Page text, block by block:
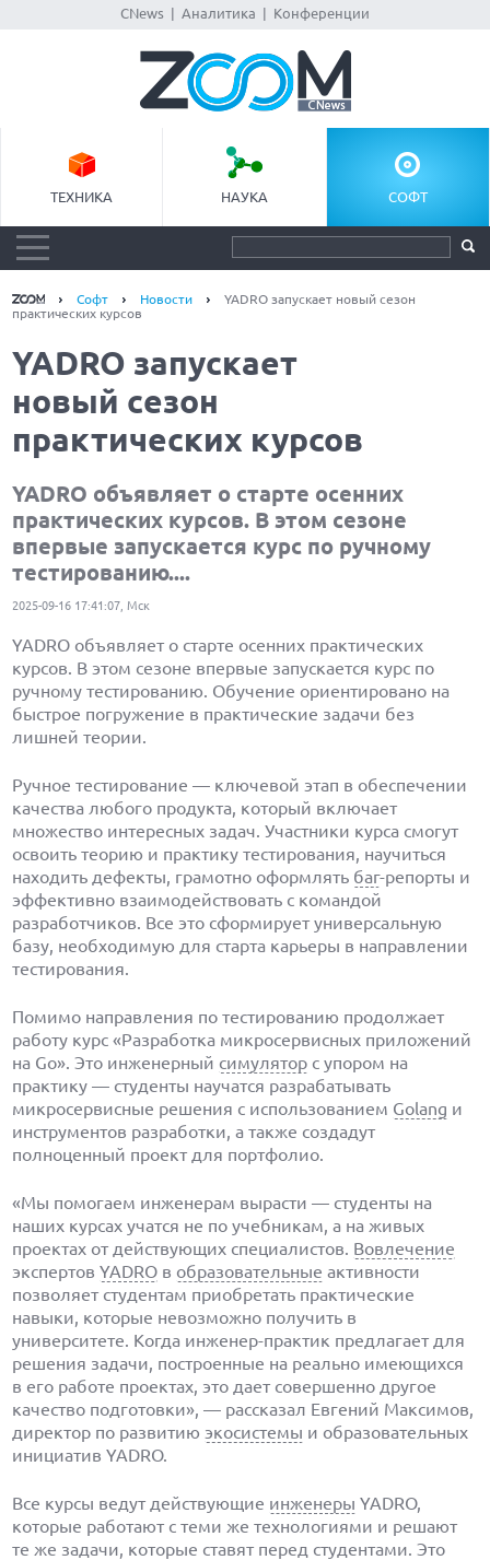
CNews Аналитика Конференции
ТЕХНИКА НАУКА СОФТ
Софт Новости
YADRO запускает новый сезон
практических курсов
YADRO запускает
новый сезон
практических курсов
YADRO объявляет о старте осенних
практических курсов. В этом сезоне
впервые запускается курс по ручному
тестированию....
2025-09-16 17:41:07, Мск
YADRO объявляет о старте осенних практических
курсов. В этом сезоне впервые запускается курс по
ручному тестированию. Обучение ориентировано на
быстрое погружение в практические задачи без
лишней теории.
Ручное тестирование — ключевой этап в обеспечении
качества любого продукта, который включает
множество интересных задач. Участники курса смогут
освоить теорию и практику тестирования, научиться
находить дефекты, грамотно оформлять баг-репорты и
эффективно взаимодействовать с командой
разработчиков. Все это сформирует универсальную
базу, необходимую для старта карьеры в направлении
тестирования.
Помимо направления по тестированию продолжает
работу курс «Разработка микросервисных приложений
на Go». Это инженерный симулятор с упором на
практику — студенты научатся разрабатывать
микросервисные решения с использованием Golang и
инструментов разработки, а также создадут
полноценный проект для портфолио.
«Мы помогаем инженерам вырасти — студенты на
наших курсах учатся не по учебникам, а на живых
проектах от действующих специалистов. Вовлечение
экспертовYADRO в образовательные активности
позволяет студентам приобретать практические
навыки, которые невозможно получить в
университете. Когда инженер-практик предлагает для
решения задачи, построенные на реально имеющихся
в его работе проектах, это дает совершенно другое
качество подготовки», — рассказал Евгений Максимов,
директор по развитию экосистемы и образовательных
инициатив YADRO.
Все курсы ведут действующие инженеры YADRO,
которые работают с теми же технологиями и решают
те же задачи, которые ставят перед студентами. Это